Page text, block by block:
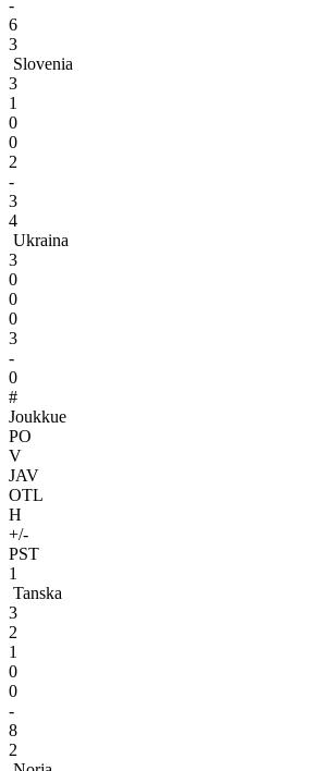
-
6
3
Slovenia
3
1
0
0
2
-
3
4
Ukraina
3
0
0
0
3
-
0
#
Joukkue
PO
V
JAV
OTL
H
+/-
PST
1
Tanska
3
2
1
0
0
-
8
2